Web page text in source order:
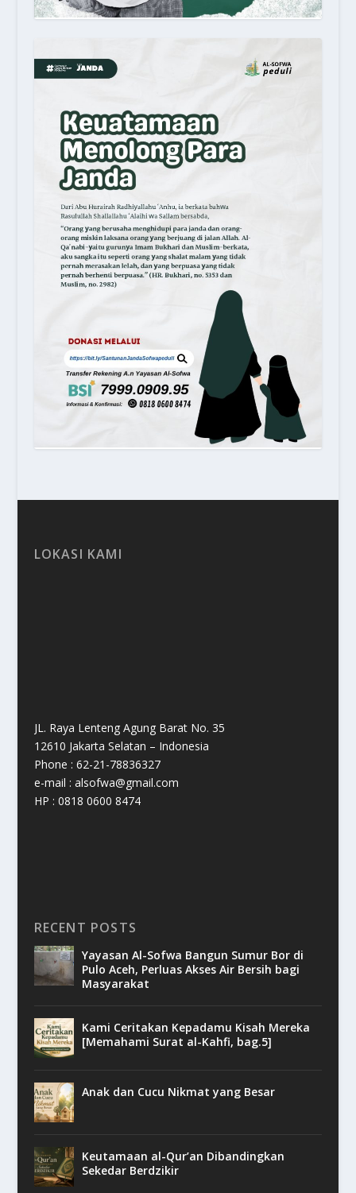
LOKASI KAMI
JL. Raya Lenteng Agung Barat No. 35
12610 Jakarta Selatan – Indonesia
Phone : 62-21-78836327
e-mail : alsofwa@gmail.com
HP : 0818 0600 8474
RECENT POSTS
Yayasan Al-Sofwa Bangun Sumur Bor di
Pulo Aceh, Perluas Akses Air Bersih bagi
Masyarakat
Kami Ceritakan Kepadamu Kisah Mereka
[Memahami Surat al-Kahfi, bag.5]
Anak dan Cucu Nikmat yang Besar
Keutamaan al-Qur’an Dibandingkan
Sekedar Berdzikir